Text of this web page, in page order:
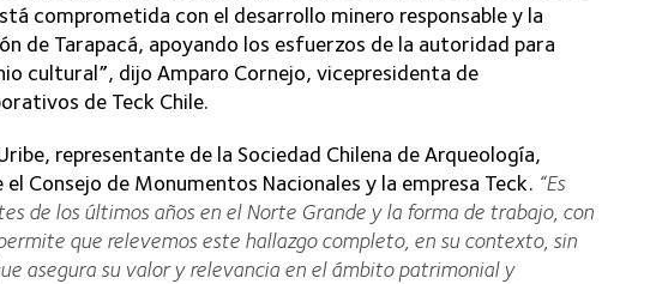
comprometida con el desarrollo minero responsable y la
de Tarapacá, apoyando los esfuerzos de la autoridad para
cultural”, dijo Amparo Cornejo, vicepresidenta de
de Teck Chile.
representante de la Sociedad Chilena de Arqueología,
Consejo de Monumentos Nacionales y la empresa Teck. “Es
de los últimos años en el Norte Grande y la forma de trabajo, con
que relevemos este hallazgo completo, en su contexto, sin
asegura su valor y relevancia en el ámbito patrimonial y